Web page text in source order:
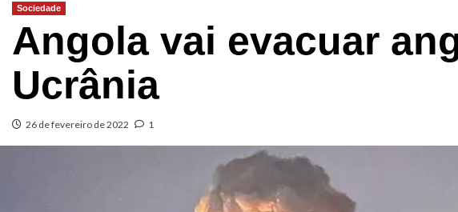
Sociedade
Angola vai evacuar
Ucrânia
26 de fevereiro de 2022 1